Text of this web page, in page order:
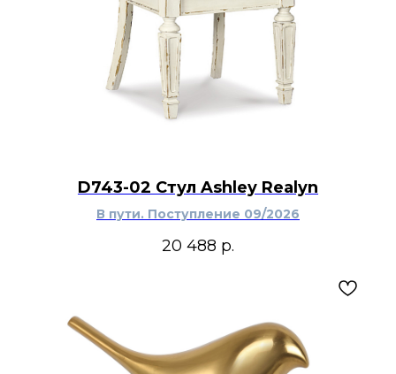
D743-02 Стул Ashley Realyn
В пути. Поступление 09/2026
20 488 р.